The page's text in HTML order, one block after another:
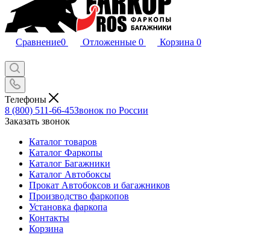
Сравнение0 Отложенные 0 Корзина 0
Телефоны
8 (800) 511-66-45Звонок по России
Заказать звонок
Каталог товаров
Каталог Фаркопы
Каталог Багажники
Каталог Автобоксы
Прокат Автобоксов и багажников
Производство фаркопов
Установка фаркопа
Контакты
Корзина